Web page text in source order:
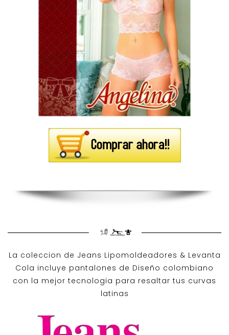
La coleccion de Jeans Lipomoldeadores & Levanta
Cola incluye pantalones de Diseño colombiano
con la mejor tecnologia para resaltar tus curvas
latinas